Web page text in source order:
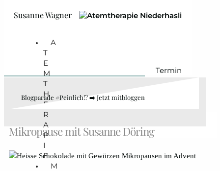
Zum Hauptinhalt springen
Susanne Wagner
A
T
E
M
T
H
E
R
A
P
I
E
M
Termin
Blogparade #Peinlich!? ➡️ Jetzt mitbloggen
Heisse Schokolade mit Gewürzen •
Mikropause mit Susanne Döring